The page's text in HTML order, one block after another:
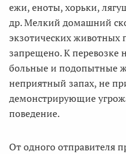
ежи, еноты, хорьки,
др. Мелкий домашний
экзотических животных
запрещено. К перевозке
больные и подопытные
неприятный запах, не
демонстрирующие
поведение.
От одного отправителя